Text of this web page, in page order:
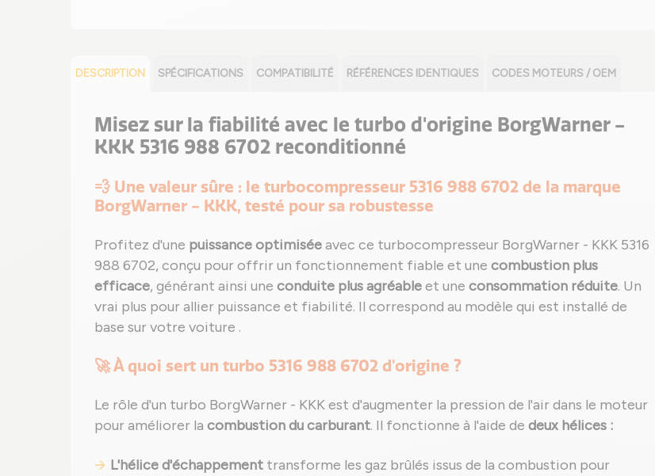
DESCRIPTION SPÉCIFICATIONS COMPATIBILITÉ RÉFÉRENCES IDENTIQUES CODES MOTEURS / OEM
Misez sur la fiabilité avec le turbo d'origine BorgWarner -
KKK 5316 988 6702 reconditionné
💨 Une valeur sûre : le turbocompresseur 5316 988 6702 de la marque
BorgWarner - KKK, testé pour sa robustesse
Profitez d'une puissance optimiséeavec ce turbocompresseur BorgWarner - KKK 5316
988 6702, conçu pour offrir un fonctionnement fiable et une combustion plus
efficace, générant ainsi une conduite plus agréableet une consommation réduite. Un
vrai plus pour allier puissance et fiabilité. Il correspond au modèle qui est installé de
base sur votre voiture .
🚀 À quoi sert un turbo 5316 988 6702 d'origine ?
Le rôle d'un turbo BorgWarner - KKK est d'augmenter la pression de l'air dans le moteur
pour améliorer la combustion du carburant. Il fonctionne à l'aide de deux hélices :
L'hélice d'échappement transforme les gaz brûlés issus de la combustion pour